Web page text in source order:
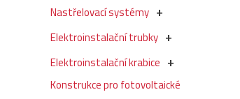
Nastřelovací systémy
Elektroinstalační trubky
Elektroinstalační krabice
Konstrukce pro fotovoltaické